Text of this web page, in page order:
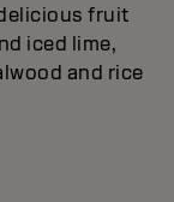
fruit
iced lime,
and rice